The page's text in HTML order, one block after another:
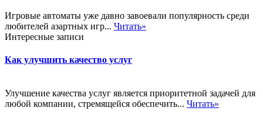
Игровые автоматы уже давно завоевали популярность среди
любителей азартных игр... Читать»
Интересные записи
Как улучшить качество услуг
Улучшение качества услуг является приоритетной задачей для
любой компании, стремящейся обеспечить... Читать»